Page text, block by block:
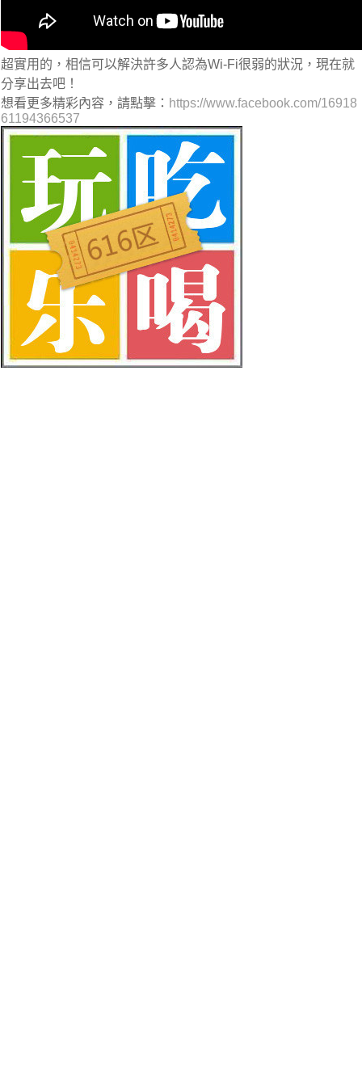
超實用的，相信可以解決許多人認為Wi-Fi很弱的狀況，現在就
分享出去吧！
想看更多精彩內容，請點擊： https://www.facebook.com/16918
61194366537